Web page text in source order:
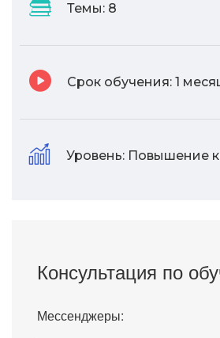
Темы: 8
Срок обучения: 1
Уровень: Повышение
Консультация по
Мессенджеры: